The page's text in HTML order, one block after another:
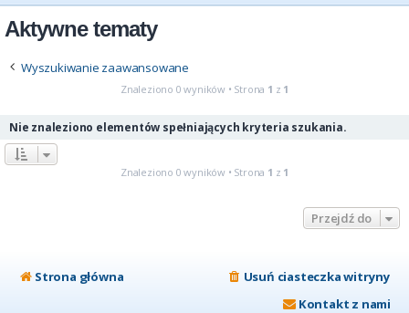
z
Aktywne tematy
Wyszukiwanie zaawansowane
Znaleziono 0 wyników • Strona 1 z 1
Nie znaleziono elementów spełniających kryteria szukania.
Znaleziono 0 wyników • Strona 1 z 1
Przejdź do
Strona główna
Usuń ciasteczka witryny
Kontakt z nami